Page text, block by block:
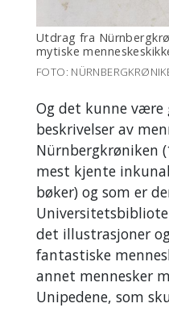
Utdrag fra
mytiske
FOTO:
Og det kunne være
beskrivelser av
Nürnbergkrøniken
mest kjente
bøker) og som er
det illustrasjoner
fantastiske
annet mennesker
Unipedene, som